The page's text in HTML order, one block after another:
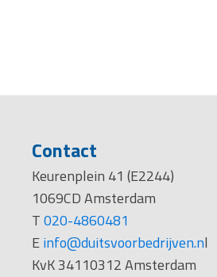
Contact
Keurenplein 41 (E2244)
1069CD Amsterdam
T020-4860481
Einfo@duitsvoorbedrijven.nl
KvK 34110312 Amsterdam